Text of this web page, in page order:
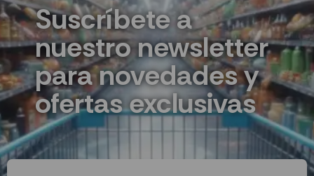
Suscríbete a
nuestro newsletter
para novedades y
ofertas exclusivas